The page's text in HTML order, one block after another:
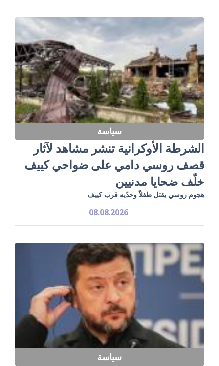
سياسة
الشرطة الأوكرانية تنشر مشاهد لآثار
قصف روسي دامي على ضواحي كييف
خلّف ضحايا مدنيين
هجوم روسي يقتل طفلاً وجدّيه قرب كييف
08.08.2026
سياسة